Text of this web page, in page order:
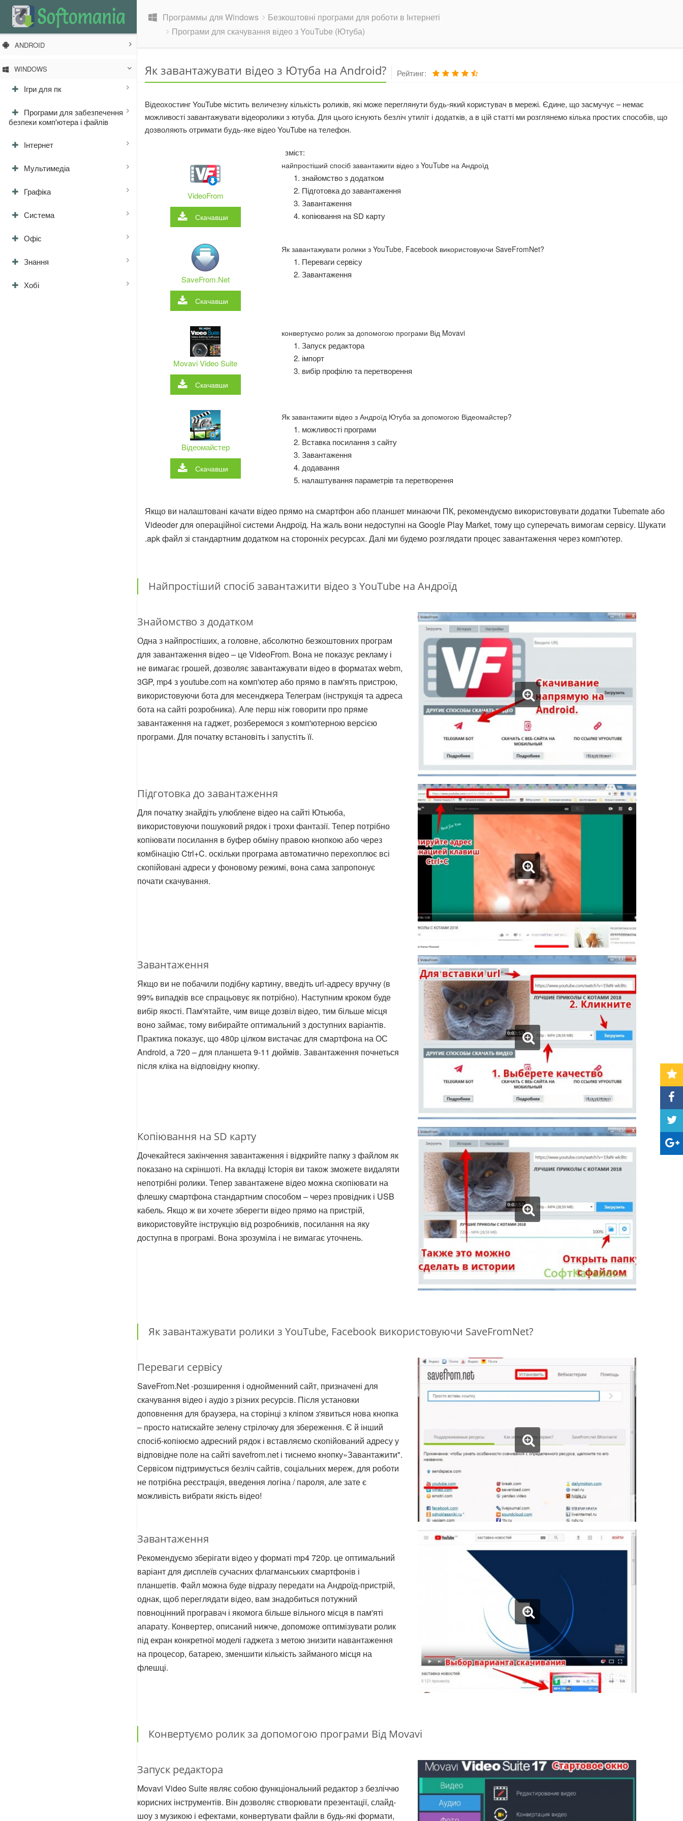
Программы для Windows
Безкоштовні програми для роботи в Інтернеті
Програми для скачування відео з YouTube (Ютуба)
Як завантажувати відео з Ютуба на Android? Рейтинг
Відеохостинг YouTube містить величезну кількість роликів, які може переглянути будь-який користувач в мережі. Єдине, що засмучує – немає
можливості завантажувати відеоролики з ютуба. Для цього існують безліч утиліт і додатків, а в цій статті ми розглянемо кілька простих способів, що
дозволяють отримати будь-яке відео YouTube на телефон.
зміст:
VideoFrom
Скачавши
найпростіший спосіб завантажити відео з YouTube на Андроїд
знайомство з додатком
Підготовка до завантаження
Завантаження
копіювання на SD карту
SaveFrom.Net
Скачавши
Як завантажувати ролики з YouTube, Facebook використовуючи SaveFromNet?
Переваги сервісу
Завантаження
Movavi Video Suite
Скачавши
конвертуємо ролик за допомогою програми Від Movavi
Запуск редактора
імпорт
вибір профілю та перетворення
Відеомайстер
Скачавши
Як завантажити відео з Андроїд Ютуба за допомогою Відеомайстер?
можливості програми
Вставка посилання з сайту
Завантаження
додавання
налаштування параметрів та перетворення
Якщо ви налаштовані качати відео прямо на смартфон або планшет минаючи ПК, рекомендуємо використовувати додатки Tubemate або
Videoder для операційної системи Андроїд. На жаль вони недоступні на Google Play Market, тому що суперечать вимогам сервісу. Шукати
.apk файл зі стандартним додатком на сторонніх ресурсах. Далі ми будемо розглядати процес завантаження через комп'ютер.
Найпростіший спосіб завантажити відео з YouTube на Андроїд
Знайомство з додатком
Одна з найпростіших, а головне, абсолютно безкоштовних програм
для завантаження відео – це VideoFrom. Вона не показує рекламу і
не вимагає грошей, дозволяє завантажувати відео в форматах webm,
3GP, mp4 з youtube.com на комп'ютер або прямо в пам'ять пристрою,
використовуючи бота для месенджера Телеграм (інструкція та адреса
бота на сайті розробника). Але перш ніж говорити про пряме
завантаження на гаджет, розберемося з комп'ютерною версією
програми. Для початку встановіть і запустіть її.
Підготовка до завантаження
Для початку знайдіть улюблене відео на сайті Ютьюба,
використовуючи пошуковий рядок і трохи фантазії. Тепер потрібно
копіювати посилання в буфер обміну правою кнопкою або через
комбінацію Ctrl+C. оскільки програма автоматично перехоплює всі
скопійовані адреси у фоновому режимі, вона сама запропонує
почати скачування.
Завантаження
Якщо ви не побачили подібну картину, введіть url-адресу вручну (в
99% випадків все спрацьовує як потрібно). Наступним кроком буде
вибір якості. Пам'ятайте, чим вище дозвіл відео, тим більше місця
воно займає, тому вибирайте оптимальний з доступних варіантів.
Практика показує, що 480p цілком вистачає для смартфона на ОС
Android, а 720 – для планшета 9-11 дюймів. Завантаження почнеться
після кліка на відповідну кнопку.
Копіювання на SD карту
Дочекайтеся закінчення завантаження і відкрийте папку з файлом як
показано на скріншоті. На вкладці Історія ви також зможете видаляти
непотрібні ролики. Тепер завантажене відео можна скопіювати на
флешку смартфона стандартним способом – через провідник і USB
кабель. Якщо ж ви хочете зберегти відео прямо на пристрій,
використовуйте інструкцію від розробників, посилання на яку
доступна в програмі. Вона зрозуміла і не вимагає уточнень.
Як завантажувати ролики з YouTube, Facebook використовуючи SaveFromNet?
Переваги сервісу
SaveFrom.Net -розширення і однойменний сайт, призначені для
скачування відео і аудіо з різних ресурсів. Після установки
доповнення для браузера, на сторінці з кліпом з'явиться нова кнопка
– просто натискайте зелену стрілочку для збереження. Є й інший
спосіб-копіюємо адресний рядок і вставляємо скопійований адресу у
відповідне поле на сайті savefrom.net і тиснемо кнопку»Завантажити".
Сервісом підтримується безліч сайтів, соціальних мереж, для роботи
не потрібна реєстрація, введення логіна / пароля, але зате є
можливість вибрати якість відео!
Завантаження
Рекомендуємо зберігати відео у форматі mp4 720p. це оптимальний
варіант для дисплеїв сучасних флагманських смартфонів і
планшетів. Файл можна буде відразу передати на Андроїд-пристрій,
однак, щоб переглядати відео, вам знадобиться потужний
повноцінний програвач і якомога більше вільного місця в пам'яті
апарату. Конвертер, описаний нижче, допоможе оптимізувати ролик
під екран конкретної моделі гаджета з метою знизити навантаження
на процесор, батарею, зменшити кількість займаного місця на
флешці.
Конвертуємо ролик за допомогою програми Від Movavi
Запуск редактора
Movavi Video Suite являє собою функціональний редактор з безліччю
корисних інструментів. Він дозволяє створювати презентації, слайд-
шоу з музикою і ефектами, конвертувати файли в будь-які формати,
ANDROID
WINDOWS
Ігри для пк
Програми для забезпечення
безпеки комп'ютера і файлів
Інтернет
Мультимедіа
Графіка
Система
Офіс
Знання
Хобі